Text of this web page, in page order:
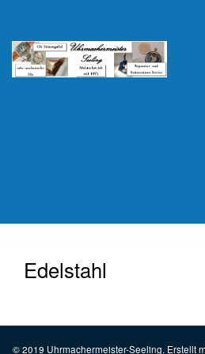
Edelstahl
© 2019 Uhrmachermeister-Seeling. Erstellt